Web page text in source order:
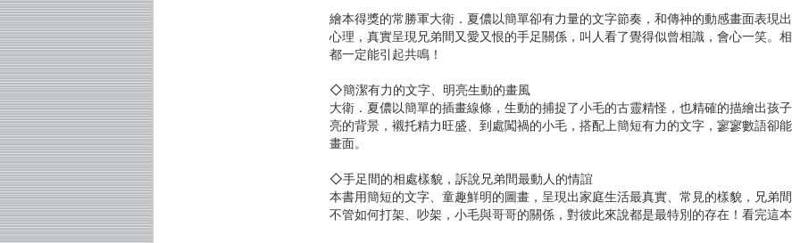
繪本得獎的常勝軍大衛．夏儂以簡單卻有力量的文字節奏，和傳神的動感畫面表現
心理，真實呈現兄弟間又愛又恨的手足關係，叫人看了覺得似曾相識，會心一笑。
都一定能引起共鳴！
◇簡潔有力的文字、明亮生動的畫風
大衛．夏儂以簡單的插畫線條，生動的捕捉了小毛的古靈精怪，也精確的描繪出孩
亮的背景，襯托精力旺盛、到處闖禍的小毛，搭配上簡短有力的文字，寥寥數語卻
畫面。
◇手足間的相處樣貌，訴說兄弟間最動人的情誼
本書用簡短的文字、童趣鮮明的圖畫，呈現出家庭生活最真實、常見的樣貌，兄弟
不管如何打架、吵架，小毛與哥哥的關係，對彼此來說都是最特別的存在！看完這